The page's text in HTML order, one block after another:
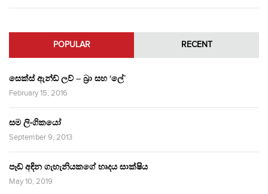
POPULAR RECENT
සෙක්ස් ඇන්ඩ් ලව් – බ්‍රා සහ ‘ලේ’
February 15, 2016
සම ලිංගිකයෝ
September 9, 2013
පෑඩ් අඳින ගැහැනියකගේ හෘදය සාක්ෂිය
May 10, 2019